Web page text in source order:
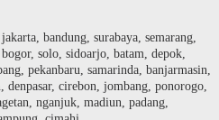
bandung, surabaya, semarang,
solo, sidoarjo, batam, depok,
pekanbaru, samarinda, banjarmasin,
cirebon, jombang, ponorogo,
nganjuk, madiun, padang,